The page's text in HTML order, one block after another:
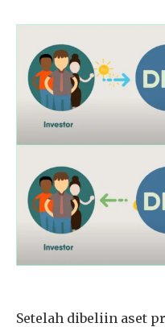
Setelah dibeliin aset